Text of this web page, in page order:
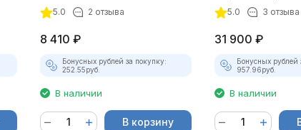
5.0 2 отзыва
8 410 ₽
Бонусных рублей за покупку:
252.55руб.
В наличии
В корзину
5.0 3 отзыва
31 900 ₽
Бонусных рублей
957.96руб.
В наличии